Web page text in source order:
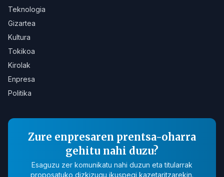
Teknologia
Gizartea
Kultura
Tokikoa
Kirolak
Enpresa
Politika
Zure enpresaren prentsa-oharra
gehitu nahi duzu?
Esaguzu zer komunikatu nahi duzun eta titularrak
proposatuko dizkizugu ikuspegi kazetaritzarekin.